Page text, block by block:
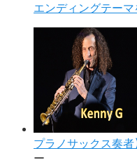
エンディングテー
プラノサックス奏
ー